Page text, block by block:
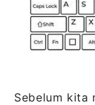
Sebelum kita